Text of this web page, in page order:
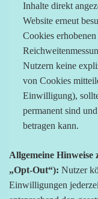
Inhalte direkt
Website erneut
Cookies
Nutzern keine
von Cookies
Einwilligung),
permanent sind
betragen kann.
Allgemeine
„Opt-Out“): Nutzer
Einwilligungen